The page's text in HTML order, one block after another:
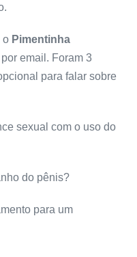
o Pimentinha
email. Foram 3
para falar sobre
sexual com o uso do
do pênis?
para um